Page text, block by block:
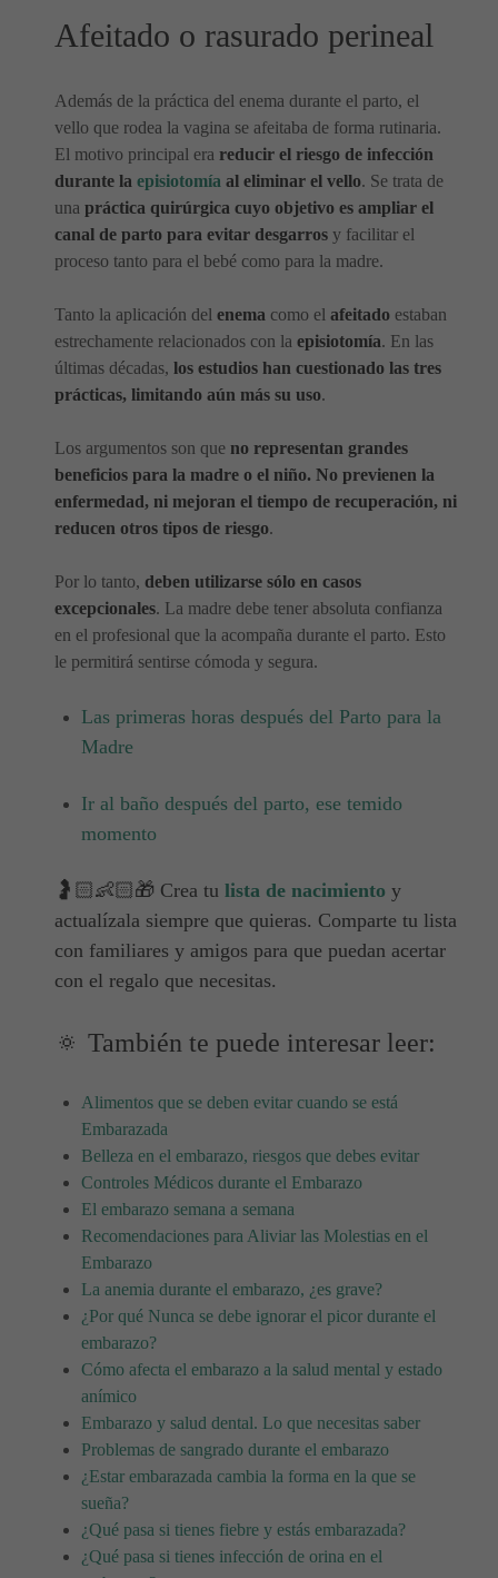
Afeitado o rasurado perineal
Además de la práctica del enema durante el parto, el
vello que rodea la vagina se afeitaba de forma rutinaria.
El motivo principal era reducir el riesgo de infección
durante la episiotomía al eliminar el vello. Se trata de
una práctica quirúrgica cuyo objetivo es ampliar el
canal de parto para evitar desgarros y facilitar el
proceso tanto para el bebé como para la madre.
Tanto la aplicación del enema como el afeitado estaban
estrechamente relacionados con la episiotomía. En las
últimas décadas, los estudios han cuestionado las tres
prácticas, limitando aún más su uso.
Los argumentos son que no representan grandes
beneficios para la madre o el niño. No previenen la
enfermedad, ni mejoran el tiempo de recuperación, ni
reducen otros tipos de riesgo.
Por lo tanto, deben utilizarse sólo en casos
excepcionales. La madre debe tener absoluta confianza
en el profesional que la acompaña durante el parto. Esto
le permitirá sentirse cómoda y segura.
Las primeras horas después del Parto para la
Madre
Ir al baño después del parto, ese temido
momento
🤰🏻👶🏻🎁 Crea tu lista de nacimiento y
actualízala siempre que quieras. Comparte tu lista
con familiares y amigos para que puedan acertar
con el regalo que necesitas.
🔅 También te puede interesar leer:
Alimentos que se deben evitar cuando se está
Embarazada
Belleza en el embarazo, riesgos que debes evitar
Controles Médicos durante el Embarazo
El embarazo semana a semana
Recomendaciones para Aliviar las Molestias en el
Embarazo
La anemia durante el embarazo, ¿es grave?
¿Por qué Nunca se debe ignorar el picor durante el
embarazo?
Cómo afecta el embarazo a la salud mental y estado
anímico
Embarazo y salud dental. Lo que necesitas saber
Problemas de sangrado durante el embarazo
¿Estar embarazada cambia la forma en la que se
sueña?
¿Qué pasa si tienes fiebre y estás embarazada?
¿Qué pasa si tienes infección de orina en el